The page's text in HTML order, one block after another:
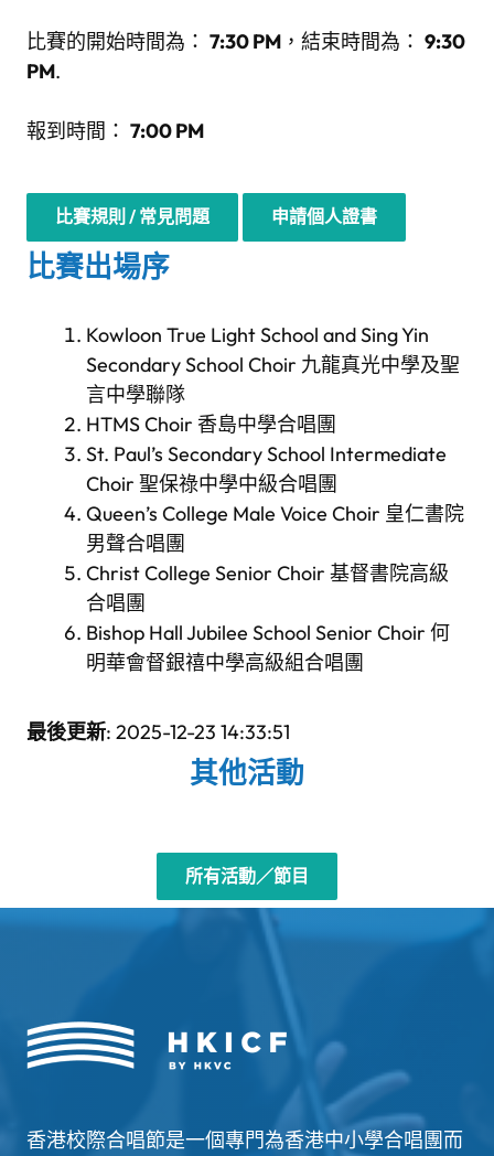
比賽的開始時間為： 7:30 PM ，結束時間為： 9:30
PM.
報到時間： 7:00 PM
比賽規則 / 常見問題 申請個人證書
比賽出場序
Kowloon True Light School and Sing Yin
Secondary School Choir 九龍真光中學及聖
言中學聯隊
HTMS Choir 香島中學合唱團
St. Paul’s Secondary School Intermediate
Choir 聖保祿中學中級合唱團
Queen’s College Male Voice Choir 皇仁書院
男聲合唱團
Christ College Senior Choir 基督書院高級
合唱團
Bishop Hall Jubilee School Senior Choir 何
明華會督銀禧中學高級組合唱團
最後更新: 2025-12-23 14:33:51
其他活動
所有活動／節目
香港校際合唱節是一個專門為香港中小學合唱團而